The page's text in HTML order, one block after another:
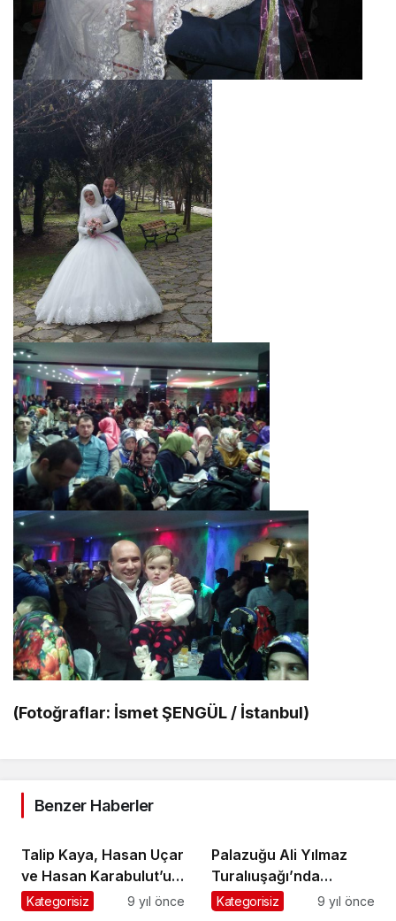
(Fotoğraflar: İsmet ŞENGÜL / İstanbul)
Benzer Haberler
Talip Kaya, Hasan Uçar
ve Hasan Karabulut’un
cenazeleri yarın
Kategorisiz 9 yıl önce
Palazuğu Ali Yılmaz
Turalıuşağı’nda
toprağa verildi
Kategorisiz 9 yıl önce